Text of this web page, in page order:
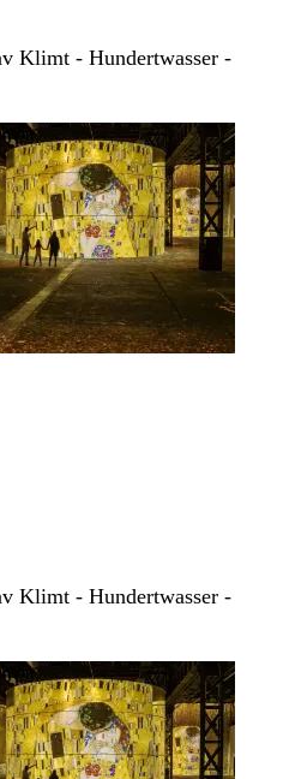
Klimt - Hundertwasser -
Klimt - Hundertwasser -